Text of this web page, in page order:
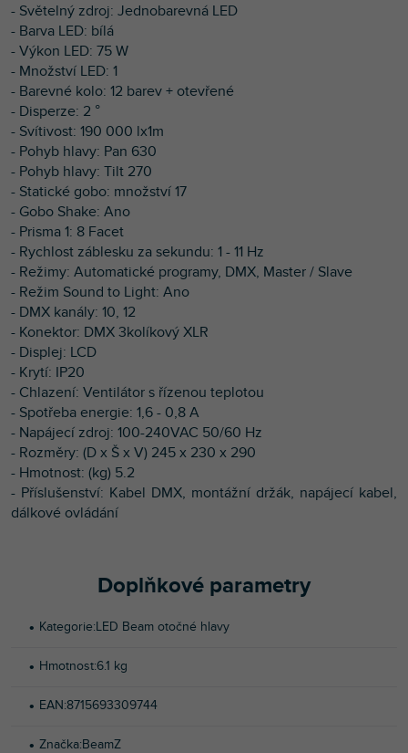
- Světelný zdroj: Jednobarevná LED
- Barva LED: bílá
- Výkon LED: 75 W
- Množství LED: 1
- Barevné kolo: 12 barev + otevřené
- Disperze: 2 °
- Svítivost: 190 000 lx1m
- Pohyb hlavy: Pan 630
- Pohyb hlavy: Tilt 270
- Statické gobo: množství 17
- Gobo Shake: Ano
- Prisma 1: 8 Facet
- Rychlost záblesku za sekundu: 1 - 11 Hz
- Režimy: Automatické programy, DMX, Master / Slave
- Režim Sound to Light: Ano
- DMX kanály: 10, 12
- Konektor: DMX 3kolíkový XLR
- Displej: LCD
- Krytí: IP20
- Chlazení: Ventilátor s řízenou teplotou
- Spotřeba energie: 1,6 - 0,8 A
- Napájecí zdroj: 100-240VAC 50/60 Hz
- Rozměry: (D x Š x V) 245 x 230 x 290
- Hmotnost: (kg) 5.2
- Příslušenství: Kabel DMX, montážní držák, napájecí kabel,
dálkové ovládání
Doplňkové parametry
Kategorie:LED Beam otočné hlavy
Hmotnost:6.1 kg
EAN:8715693309744
Značka:BeamZ